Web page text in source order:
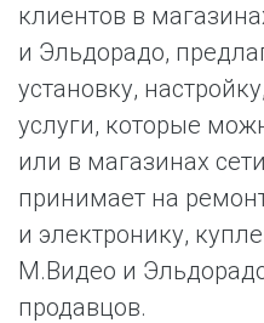
клиентов в
и Эльдорадо,
установку,
услуги, которые
или в магазинах
принимает на
и электронику,
М.Видео и
продавцов.